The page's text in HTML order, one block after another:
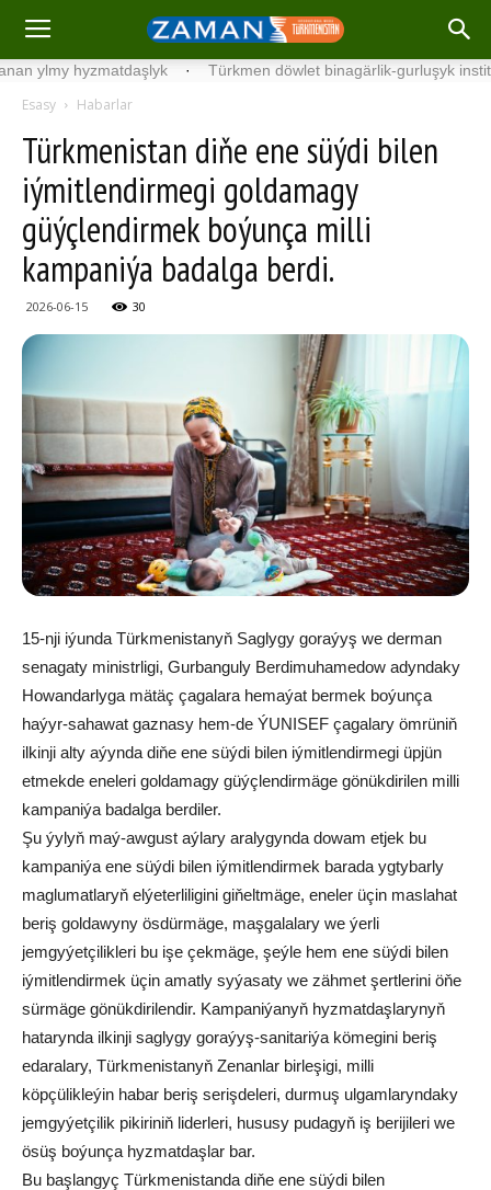
hyzmatdaşlyk · Türkmen döwlet binagärlik-gurluşyk institutynyň
Esasy Habarlar
Türkmenistan diňe ene süýdi bilen
iýmitlendirmegi goldamagy
güýçlendirmek boýunça milli
kampaniýa badalga berdi.
2026-06-15 30
15-nji iýunda Türkmenistanyň Saglygy goraýyş we derman
senagaty ministrligi, Gurbanguly Berdimuhamedow adyndaky
Howandarlyga mätäç çagalara hemaýat bermek boýunça
haýyr-sahawat gaznasy hem-de ÝUNISEF çagalary ömrüniň
ilkinji alty aýynda diňe ene süýdi bilen iýmitlendirmegi üpjün
etmekde eneleri goldamagy güýçlendirmäge gönükdirilen milli
kampaniýa badalga berdiler.
Şu ýylyň maý-awgust aýlary aralygynda dowam etjek bu
kampaniýa ene süýdi bilen iýmitlendirmek barada ygtybarly
maglumatlaryň elýeterliligini giňeltmäge, eneler üçin maslahat
beriş goldawyny ösdürmäge, maşgalalary we ýerli
jemgyýetçilikleri bu işe çekmäge, şeýle hem ene süýdi bilen
iýmitlendirmek üçin amatly syýasaty we zähmet şertlerini öňe
sürmäge gönükdirilendir. Kampaniýanyň hyzmatdaşlarynyň
hatarynda ilkinji saglygy goraýyş-sanitariýa kömegini beriş
edaralary, Türkmenistanyň Zenanlar birleşigi, milli
köpçülikleýin habar beriş serişdeleri, durmuş ulgamlaryndaky
jemgyýetçilik pikiriniň liderleri, hususy pudagyň iş berijileri we
ösüş boýunça hyzmatdaşlar bar.
Bu başlangyç Türkmenistanda diňe ene süýdi bilen